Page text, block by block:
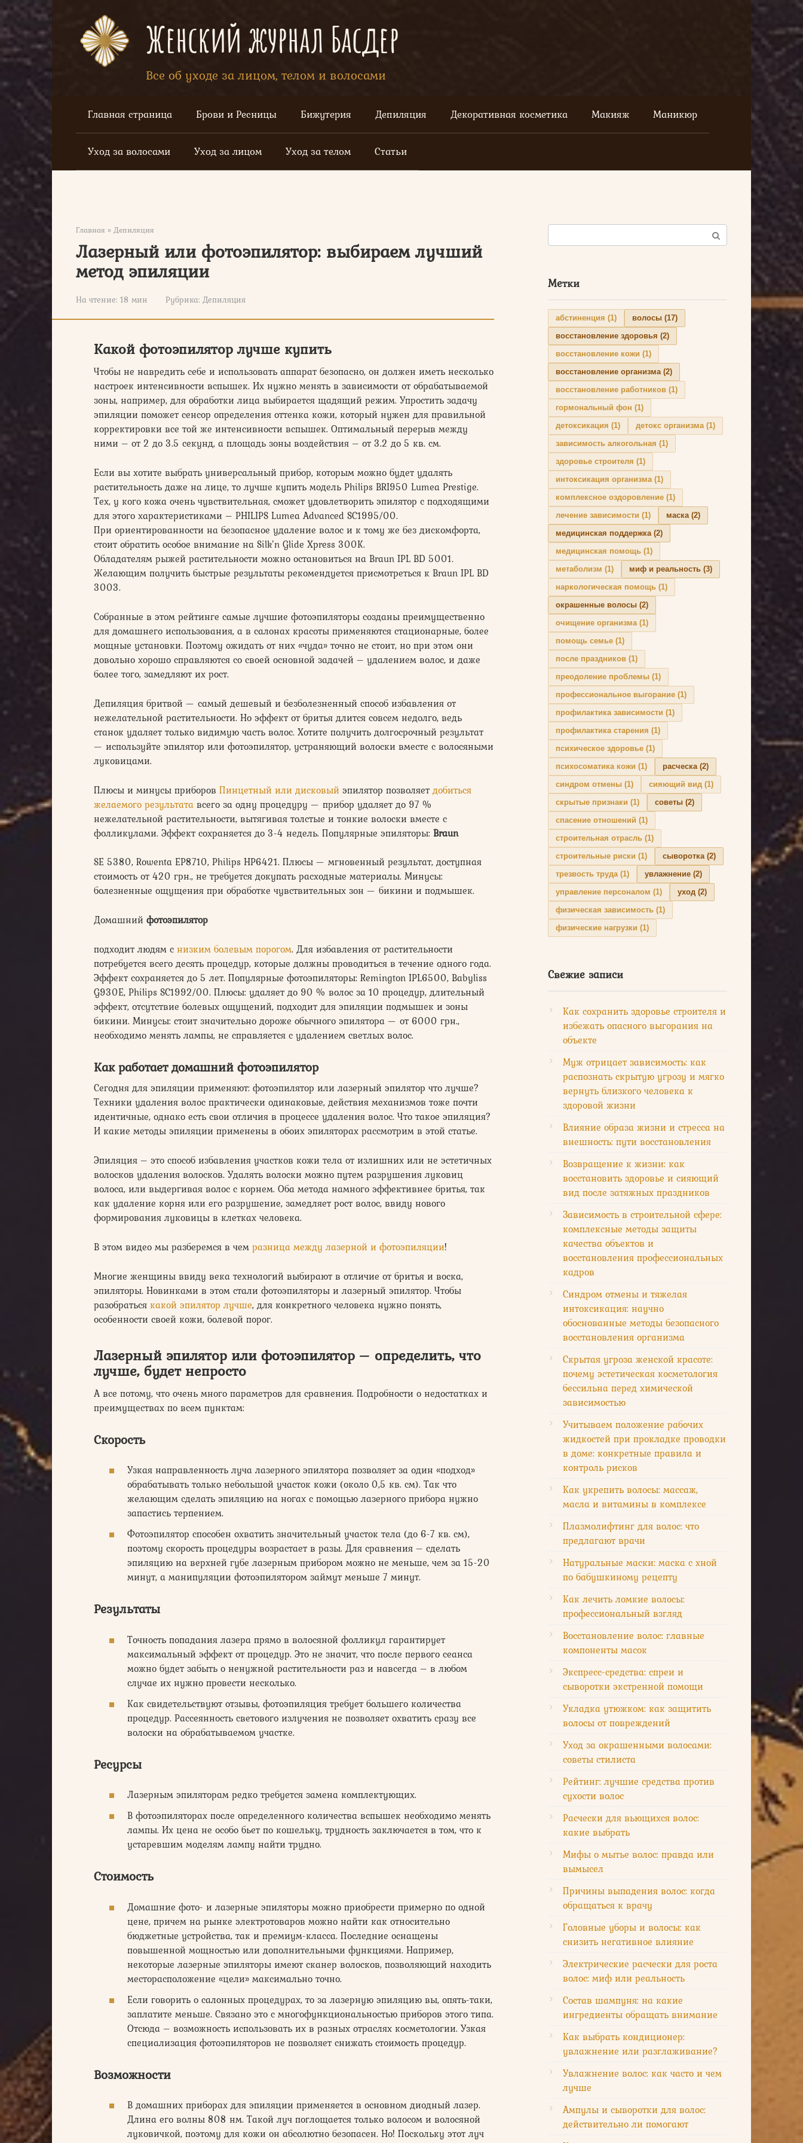
Перейти
к
контенту
Женский журнал Басдер
Все об уходе за лицом, телом и волосами
Главная страница Брови и Ресницы Бижутерия Депиляция Декоративная косметика Макияж Маникюр
Уход за волосами Уход за лицом Уход за телом Статьи
Главная » Депиляция
Лазерный или фотоэпилятор: выбираем лучший
метод эпиляции
На чтение: 18 мин Рубрика: Депиляция
Какой фотоэпилятор лучше купить
Чтобы не навредить себе и использовать аппарат безопасно, он должен иметь несколько
настроек интенсивности вспышек. Их нужно менять в зависимости от обрабатываемой
зоны, например, для обработки лица выбирается щадящий режим. Упростить задачу
эпиляции поможет сенсор определения оттенка кожи, который нужен для правильной
корректировки все той же интенсивности вспышек. Оптимальный перерыв между
ними – от 2 до 3.5 секунд, а площадь зоны воздействия – от 3.2 до 5 кв. см.
Если вы хотите выбрать универсальный прибор, которым можно будет удалять
растительность даже на лице, то лучше купить модель Philips BRI950 Lumea Prestige.
Тех, у кого кожа очень чувствительная, сможет удовлетворить эпилятор с подходящими
для этого характеристиками – PHILIPS Lumea Advanced SC1995/00.
При ориентированности на безопасное удаление волос и к тому же без дискомфорта,
стоит обратить особое внимание на Silk’n Glide Xpress 300K.
Обладателям рыжей растительности можно остановиться на Braun IPL BD 5001.
Желающим получить быстрые результаты рекомендуется присмотреться к Braun IPL BD
3003.
Собранные в этом рейтинге самые лучшие фотоэпиляторы созданы преимущественно
для домашнего использования, а в салонах красоты применяются стационарные, более
мощные установки. Поэтому ожидать от них «чуда» точно не стоит, но при этом они
довольно хорошо справляются со своей основной задачей – удалением волос, и даже
более того, замедляют их рост.
Депиляция бритвой — самый дешевый и безболезненный способ избавления от
нежелательной растительности. Но эффект от бритья длится совсем недолго, ведь
станок удаляет только видимую часть волос. Хотите получить долгосрочный результат
— используйте эпилятор или фотоэпилятор, устраняющий волоски вместе с волосяными
луковицами.
Плюсы и минусы приборов Пинцетный или дисковый эпилятор позволяет добиться
желаемого результата всего за одну процедуру — прибор удаляет до 97 %
нежелательной растительности, вытягивая толстые и тонкие волоски вместе с
фолликулами. Эффект сохраняется до 3-4 недель. Популярные эпиляторы: Braun
SE 5380, Rowenta EP8710, Philips HP6421. Плюсы — мгновенный результат, доступная
стоимость от 420 грн., не требуется докупать расходные материалы. Минусы:
болезненные ощущения при обработке чувствительных зон — бикини и подмышек.
Домашний фотоэпилятор
подходит людям с низким болевым порогом. Для избавления от растительности
потребуется всего десять процедур, которые должны проводиться в течение одного года.
Эффект сохраняется до 5 лет. Популярные фотоэпиляторы: Remington IPL6500, Babyliss
G930E, Philips SC1992/00. Плюсы: удаляет до 90 % волос за 10 процедур, длительный
эффект, отсутствие болевых ощущений, подходит для эпиляции подмышек и зоны
бикини. Минусы: стоит значительно дороже обычного эпилятора — от 6000 грн.,
необходимо менять лампы, не справляется с удалением светлых волос.
Как работает домашний фотоэпилятор
Сегодня для эпиляции применяют: фотоэпилятор или лазерный эпилятор что лучше?
Техники удаления волос практически одинаковые, действия механизмов тоже почти
идентичные, однако есть свои отличия в процессе удаления волос. Что такое эпиляция?
И какие методы эпиляции применены в обоих эпиляторах рассмотрим в этой статье.
Эпиляция – это способ избавления участков кожи тела от излишних или не эстетичных
волосков удаления волосков. Удалять волоски можно путем разрушения луковиц
волоса, или выдергивая волос с корнем. Оба метода намного эффективнее бритья, так
как удаление корня или его разрушение, замедляет рост волос, ввиду нового
формирования луковицы в клетках человека.
В этом видео мы разберемся в чем разница между лазерной и фотоэпиляции!
Многие женщины ввиду века технологий выбирают в отличие от бритья и воска,
эпиляторы. Новинками в этом стали фотоэпиляторы и лазерный эпилятор. Чтобы
разобраться какой эпилятор лучше, для конкретного человека нужно понять,
особенности своей кожи, болевой порог.
Лазерный эпилятор или фотоэпилятор – определить, что
лучше, будет непросто
А все потому, что очень много параметров для сравнения. Подробности о недостатках и
преимуществах по всем пунктам:
Скорость
Узкая направленность луча лазерного эпилятора позволяет за один «подход»
обрабатывать только небольшой участок кожи (около 0,5 кв. см). Так что
желающим сделать эпиляцию на ногах с помощью лазерного прибора нужно
запастись терпением.
Фотоэпилятор способен охватить значительный участок тела (до 6-7 кв. см),
поэтому скорость процедуры возрастает в разы. Для сравнения – сделать
эпиляцию на верхней губе лазерным прибором можно не меньше, чем за 15-20
минут, а манипуляции фотоэпилятором займут меньше 7 минут.
Результаты
Точность попадания лазера прямо в волосяной фолликул гарантирует
максимальный эффект от процедур. Это не значит, что после первого сеанса
можно будет забыть о ненужной растительности раз и навсегда – в любом
случае их нужно провести несколько.
Как свидетельствуют отзывы, фотоэпиляция требует большего количества
процедур. Рассеянность светового излучения не позволяет охватить сразу все
волоски на обрабатываемом участке.
Ресурсы
Лазерным эпиляторам редко требуется замена комплектующих.
В фотоэпиляторах после определенного количества вспышек необходимо менять
лампы. Их цена не особо бьет по кошельку, трудность заключается в том, что к
устаревшим моделям лампу найти трудно.
Стоимость
Домашние фото- и лазерные эпиляторы можно приобрести примерно по одной
цене, причем на рынке электротоваров можно найти как относительно
бюджетные устройства, так и премиум-класса. Последние оснащены
повышенной мощностью или дополнительными функциями. Например,
некоторые лазерные эпиляторы имеют сканер волосков, позволяющий находить
месторасположение «цели» максимально точно.
Если говорить о салонных процедурах, то за лазерную эпиляцию вы, опять-таки,
заплатите меньше. Связано это с многофункциональностью приборов этого типа.
Отсюда – возможность использовать их в разных отраслях косметологии. Узкая
специализация фотоэпиляторов не позволяет снижать стоимость процедур.
Возможности
В домашних приборах для эпиляции применяется в основном диодный лазер.
Длина его волны 808 нм. Такой луч поглощается только волосом и волосяной
луковичкой, поэтому для кожи он абсолютно безопасен. Но! Поскольку этот луч
Поиск:
Метки
абстиненция (1) волосы (17)
восстановление здоровья (2)
восстановление кожи (1)
восстановление организма(2)
восстановление работников (1)
гормональный фон (1)
детоксикация (1) детокс организма(1)
зависимость алкогольная (1)
здоровье строителя (1)
интоксикация организма(1)
комплексное оздоровление (1)
лечение зависимости (1) маска(2)
медицинская поддержка(2)
медицинская помощь (1)
метаболизм (1) миф и реальность (3)
наркологическая помощь (1)
окрашенные волосы (2)
очищение организма(1)
помощь семье (1)
после праздников (1)
преодоление проблемы (1)
профессиональное выгорание (1)
профилактика зависимости (1)
профилактика старения (1)
психическое здоровье (1)
психосоматика кожи (1) расческа(2)
синдром отмены (1) сияющий вид (1)
скрытые признаки (1) советы (2)
спасение отношений (1)
строительная отрасль (1)
строительные риски (1) сыворотка(2)
трезвость труда(1) увлажнение (2)
управление персоналом (1) уход (2)
физическая зависимость (1)
физические нагрузки (1)
Свежие записи
Как сохранить здоровье строителя и
избежать опасного выгорания на
объекте
Муж отрицает зависимость: как
распознать скрытую угрозу и мягко
вернуть близкого человека к
здоровой жизни
Влияние образа жизни и стресса на
внешность: пути восстановления
Возвращение к жизни: как
восстановить здоровье и сияющий
вид после затяжных праздников
Зависимость в строительной сфере:
комплексные методы защиты
качества объектов и
восстановления профессиональных
кадров
Синдром отмены и тяжелая
интоксикация: научно
обоснованные методы безопасного
восстановления организма
Скрытая угроза женской красоте:
почему эстетическая косметология
бессильна перед химической
зависимостью
Учитываем положение рабочих
жидкостей при прокладке проводки
в доме: конкретные правила и
контроль рисков
Как укрепить волосы: массаж,
масла и витамины в комплексе
Плазмолифтинг для волос: что
предлагают врачи
Натуральные маски: маска с хной
по бабушкиному рецепту
Как лечить ломкие волосы:
профессиональный взгляд
Восстановление волос: главные
компоненты масок
Экспресс-средства: спреи и
сыворотки экстренной помощи
Укладка утюжком: как защитить
волосы от повреждений
Уход за окрашенными волосами:
советы стилиста
Рейтинг: лучшие средства против
сухости волос
Расчески для вьющихся волос:
какие выбрать
Мифы о мытье волос: правда или
вымысел
Причины выпадения волос: когда
обращаться к врачу
Головные уборы и волосы: как
снизить негативное влияние
Электрические расчески для роста
волос: миф или реальность
Состав шампуня: на какие
ингредиенты обращать внимание
Как выбрать кондиционер:
увлажнение или разглаживание?
Увлажнение волос: как часто и чем
лучше
Ампулы и сыворотки для волос:
действительно ли помогают